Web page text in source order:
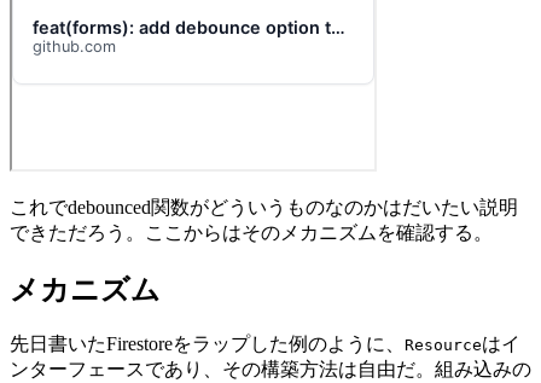
これでdebounced関数がどういうものなのかはだいたい説明
できただろう。ここからはそのメカニズムを確認する。
メカニズム
先日書いたFirestoreをラップした例のように、 Resourceはイ
ンターフェースであり、その構築方法は自由だ。組み込みの